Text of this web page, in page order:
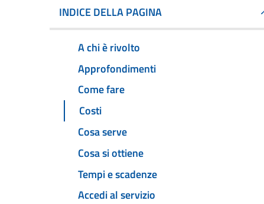
INDICE DELLA PAGINA
A chi è rivolto
Approfondimenti
Come fare
Costi
Cosa serve
Cosa si ottiene
Tempi e scadenze
Accedi al servizio